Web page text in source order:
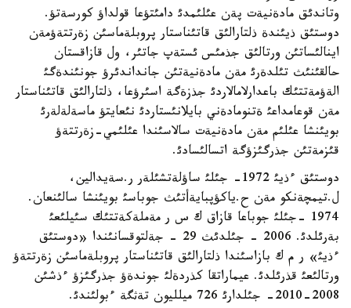
وتاندئق مادةنيةت پةن عئلئمدئ دامئتؤعا قولداؤ كورسةتؤ.
دوستئق ذيئندة ذلتارالئق قاتئناستار پروبلةماسئن زةرتتةؤمةن
اينالئساتئن ورتالئق جذمئس ئستةپ جاتئر، ول قازاقستان
حالقئنئث تئلدةرئ مةن مادةنيةتئن جانداندئرؤ جونئندةگئ
الةؤمةتتئك باعدارلامالاردئ جذزةگة اسئرؤعا، ذلتارالئق قاتئناستار
مةن قوعامداعئ ةتنومادةني بايلانئستاردئ نئعايتؤ ماسةلةلةرئ
بويئنشا عئلئم مةن مادةنيةت سالاسئندا عئلئمي-زةرتتةؤ
قئزمةتئن جذرگئزؤگة اتسالئسادئ.
دوستئق ءذيئ 1972- جئلئ ساؤلةتشئلةر ر.سةيدالين،
ل.تيمچةنكو مةن ح.ياكؤپبايةأتئث جوباسئ بويئنشا سالئنعان.
1974 -جئلئ جوباعا قازاق ك س ر مةملةكةتتئك سئيلئعئ
بةرئلدئ. 2006 - جئلدئث 29 - جةلتوقسانئندا «دوستئق
ءذيئ» ر م ك بازاسئندا ذلتارالئق قاتئناستار پروبلةماسئن زةرتتةؤ
ورتالئعئ قذرئلدئ. عيماراتقا كذردةلئ جوندةؤ جذرگئزؤ ءذشئن
2008-2010- جئلدارئ 726 ميلليون تةثگة ءبولئندئ.